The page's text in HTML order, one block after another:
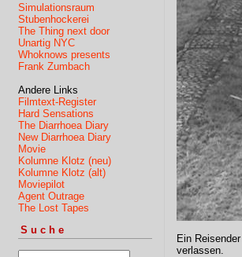
Simulationsraum
Stubenhockerei
The Thing next door
Unartig NYC
Whoknows presents
Frank Zumbach
Andere Links
Filmtext-Register
Hard Sensations
The Diarrhoea Diary
New Diarrhoea Diary
Movie
Kolumne Klotz (neu)
Kolumne Klotz (alt)
Moviepilot
Agent Outrage
The Lost Tapes
Suche
Ein
verlassen.